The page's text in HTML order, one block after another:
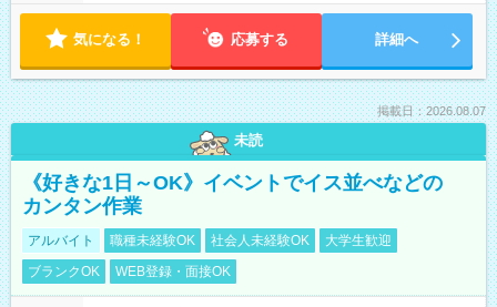
気になる！ 応募する 詳細へ
掲載日：2026.08.07
未読
《好きな1日～OK》イベントでイス並べなどの
カンタン作業
アルバイト 職種未経験OK 社会人未経験OK
大学生歓迎
ブランクOK
WEB登録・面接OK